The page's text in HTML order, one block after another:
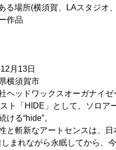
る場所(横須賀、LAスタジオ
作品
月13日
横須賀市
ッドワックスオーガナイゼ
ト「HIDE」として、ソロア
る“hide”。
と斬新なアートセンスは、
まれながら永眠してから、